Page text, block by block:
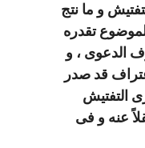
و ما نتج
تقدره
الدعوى ، و
قد صدر
التفتيش
عنه و فى